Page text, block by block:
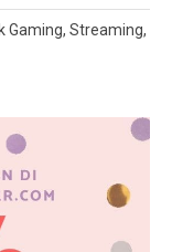
Gaming, Streaming,